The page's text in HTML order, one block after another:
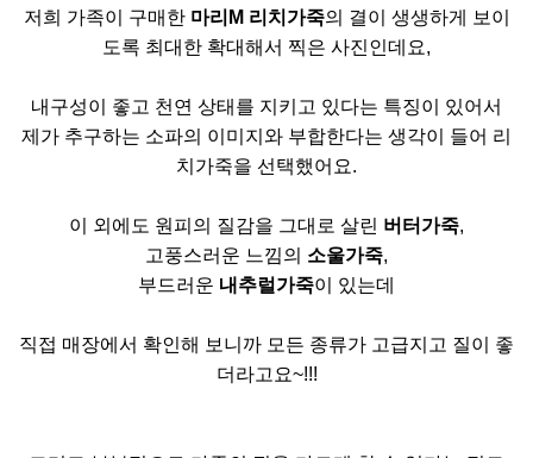
저희 가족이 구매한 마리M 리치가죽의 결이 생생하게 보이
도록 최대한 확대해서 찍은 사진인데요,
내구성이 좋고 천연 상태를 지키고 있다는 특징이 있어서
제가 추구하는 소파의 이미지와 부합한다는 생각이 들어 리
치가죽을 선택했어요.
이 외에도 원피의 질감을 그대로 살린 버터가죽,
고풍스러운 느낌의 소울가죽,
부드러운 내추럴가죽이 있는데
직접 매장에서 확인해 보니까 모든 종류가 고급지고 질이 좋
더라고요~!!!